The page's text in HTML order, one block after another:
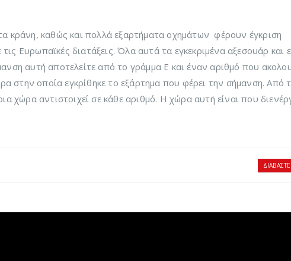
κράνη, καθώς και πολλά εξαρτήματα οχημάτων φέρουν έγκριση
Ευρωπαϊκές διατάξεις. Όλα αυτά τα εγκεκριμένα αξεσουάρ και
αυτή αποτελείτε από το γράμμα Ε και έναν αριθμό που
στην οποία εγκρίθηκε το εξάρτημα που φέρει την σήμανση. Από
χώρα αντιστοιχεί σε κάθε αριθμό. Η χώρα αυτή είναι που